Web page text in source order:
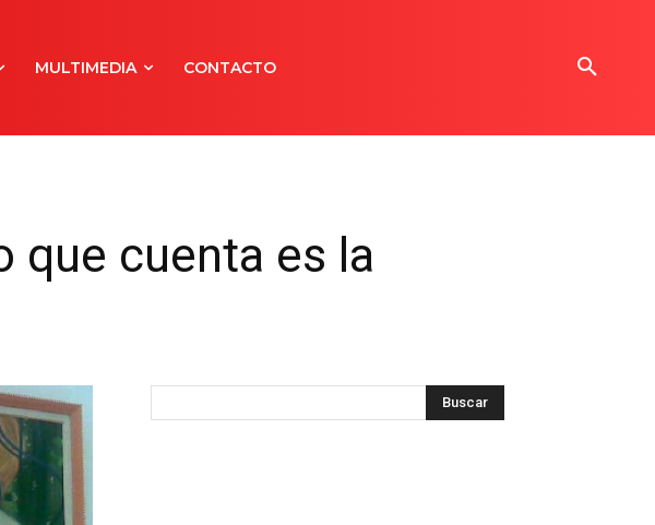
MULTIMEDIA CONTACTO
que cuenta es la